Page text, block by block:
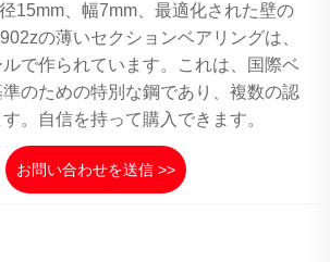
15mm、幅7mm、最適化された壁の
の薄いセクションベアリングは、
で作られています。これは、国際ベ
のための特別な鋼であり、複数の認
。自信を持って購入できます。
お問い合わせを送信 >>